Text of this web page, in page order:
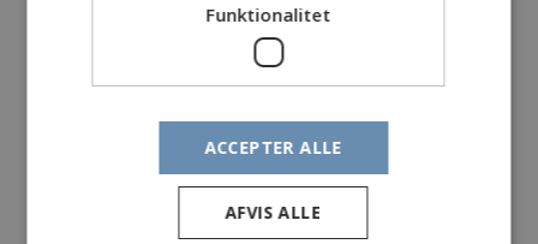
Egne kommentarer:
Dagens vejr kl 14.20
Temperatur: 3 til 4 C
1024.9 til 1025.4 hPa
Funktionalitet
ACCEPTER ALLE
AFVIS ALLE